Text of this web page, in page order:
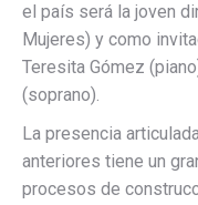
el país será la joven
Mujeres) y como
Teresita Gómez
(soprano).
La presencia
anteriores tiene un
procesos de